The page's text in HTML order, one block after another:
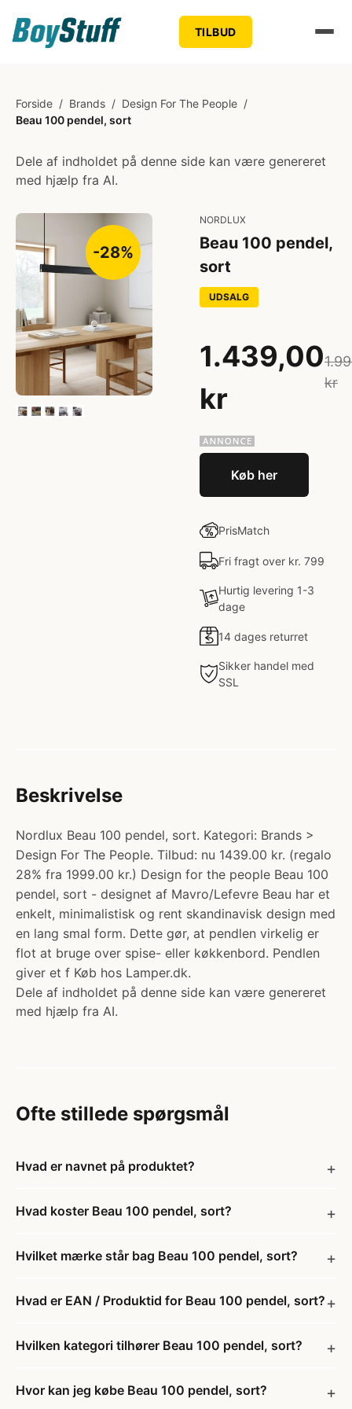
TILBUD
Forside / Brands / Design For The People /
Beau 100 pendel, sort
Dele af indholdet på denne side kan være genereret
med hjælp fra AI.
-28%
NORDLUX
Beau 100 pendel,
sort
UDSALG
1.439,00
kr
kr
Køb her
PrisMatch
Fri fragt over kr. 799
Hurtig levering 1-3
dage
14 dages returret
Sikker handel med
SSL
Beskrivelse
Nordlux Beau 100 pendel, sort. Kategori: Brands >
Design For The People. Tilbud: nu 1439.00 kr. (regalo
28% fra 1999.00 kr.) Design for the people Beau 100
pendel, sort - designet af Mavro/Lefevre Beau har et
enkelt, minimalistisk og rent skandinavisk design med
en lang smal form. Dette gør, at pendlen virkelig er
flot at bruge over spise- eller køkkenbord. Pendlen
giver et f Køb hos Lamper.dk.
Dele af indholdet på denne side kan være genereret
med hjælp fra AI.
Ofte stillede spørgsmål
Hvad er navnet på produktet?
Hvad koster Beau 100 pendel, sort?
Hvilket mærke står bag Beau 100 pendel, sort?
Hvad er EAN / Produktid for Beau 100 pendel, sort?
Hvilken kategori tilhører Beau 100 pendel, sort?
Hvor kan jeg købe Beau 100 pendel, sort?